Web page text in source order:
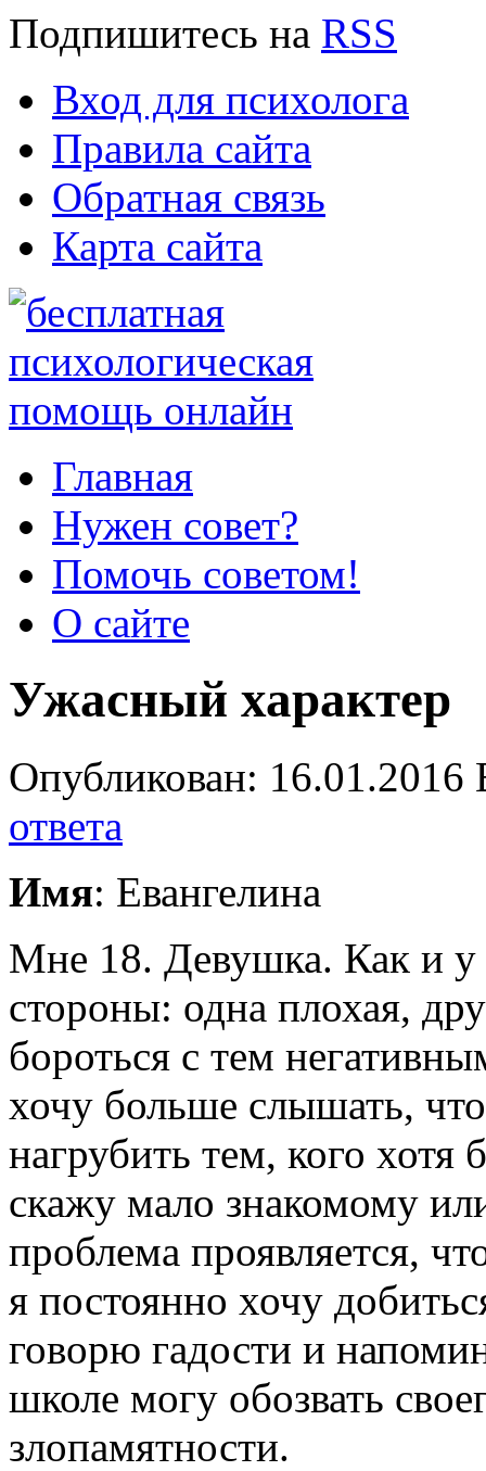
Подпишитесь на RSS
Вход для психолога
Правила сайта
Обратная связь
Карта сайта
Главная
Нужен совет?
Помочь советом!
О сайте
Ужасный характер
Опубликован:
ответа
Имя: Евангелина
Мне 18. Девушка. Как и у
стороны: одна плохая,
бороться с тем
хочу больше слышать,
нагрубить тем, кого
скажу мало знакомому
проблема проявляется,
я постоянно хочу
говорю гадости и
школе могу обозвать
злопамятности.